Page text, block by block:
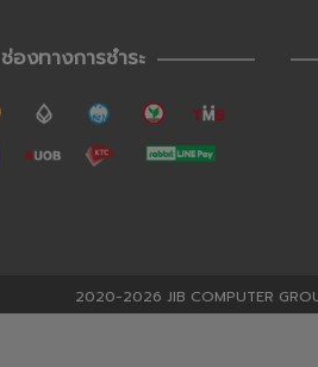
ช่องทางการชำระ
2020-2026 JIB COMPUTER